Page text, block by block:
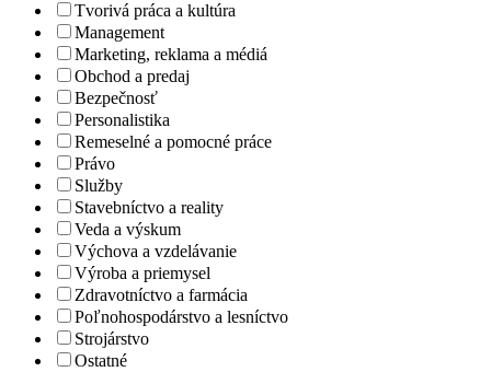
Tvorivá práca a kultúra
Management
Marketing, reklama a médiá
Obchod a predaj
Bezpečnosť
Personalistika
Remeselné a pomocné práce
Právo
Služby
Stavebníctvo a reality
Veda a výskum
Výchova a vzdelávanie
Výroba a priemysel
Zdravotníctvo a farmácia
Poľnohospodárstvo a lesníctvo
Strojárstvo
Ostatné